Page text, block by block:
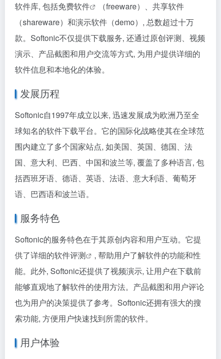
软件库, 包括免费软件
（freeware）、共享软件
（shareware）和演示软件（demo）, 总数超过十万
款。Softonic不仅提供下载服务, 还通过原创评测、视频
演示、产品截图和用户交流等方式, 为用户提供详细的
软件信息和本地化的体验。
发展历程
Softonic自1997年成立以来, 迅速发展成为欧洲乃至全
球知名的软件下载平台。它的国际化战略使其在全球范
围内建立了多个国家站点, 如美国、英国、德国、法
国、意大利、巴西、中国和波兰等, 覆盖了多种语言, 包
括西班牙语、德语、英语、法语、意大利语、葡萄牙
语、巴西语和波兰语。
服务特色
Softonic的服务特色在于其原创内容和用户互动。它提
供了详细的软件评测
, 帮助用户了解软件的功能和性
能。此外, Softonic还提供了视频演示, 让用户在下载前
能够直观地了解软件的使用方法。产品截图和用户评论
也为用户的决策提供了参考。Softonic还拥有强大的搜
索功能, 方便用户快速找到所需的软件。
用户体验